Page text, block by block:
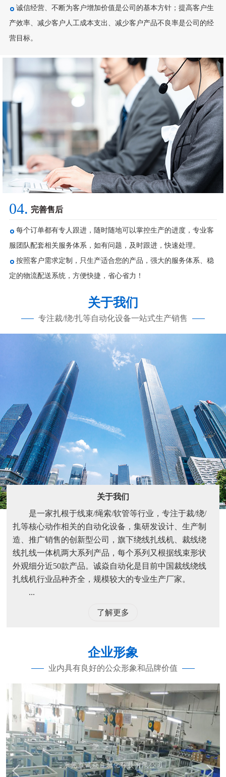
诚信经营、不断为客户增加价值是公司的基本方针；提高客户生
产效率、减少客户人工成本支出、减少客户产品不良率是公司的经
营目标。
04. 完善售后
每个订单都有专人跟进，随时随地可以掌控生产的进度，专业客
服团队配套相关服务体系，如有问题，及时跟进，快速处理。
按照客户需求定制，只生产适合您的产品，强大的服务体系、稳
定的物流配送系统，方便快捷，省心省力！
关于我们
专注裁/绕/扎等自动化设备一站式生产销售
关于我们
是一家扎根于线束/绳索/软管等行业，专注于裁/绕/
扎等核心动作相关的自动化设备，集研发设计、生产制
造、推广销售的创新型公司，旗下绕线扎线机、裁线绕
线扎线一体机两大系列产品，每个系列又根据线束形状
外观细分近50款产品。诚焱自动化是目前中国裁线绕线
扎线机行业品种齐全，规模较大的专业生产厂家。
...
了解更多
企业形象
业内具有良好的公众形象和品牌价值